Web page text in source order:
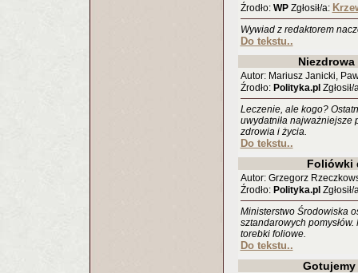
Źrodło: WPZgłosił/a:
Wywiad z redaktorem
Do tekstu..
Autor: Mariusz Janicki,
Źrodło: Polityka.pl
Leczenie, ale kogo?
uwydatniła najważniejsze
zdrowia i życia.
Do tekstu..
Foliówki
Autor: Grzegorz
Źrodło: Polityka.pl
Ministerstwo Środowiska
sztandarowych
torebki foliowe.
Do tekstu..
Gotujemy